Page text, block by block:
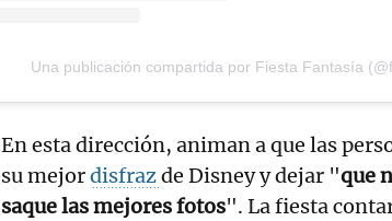
Una publicación compartida por Fiesta Fantasía
En esta dirección, animan a que las
su mejordisfrazde Disney y dejar "que
saque las mejores fotos". La fiesta